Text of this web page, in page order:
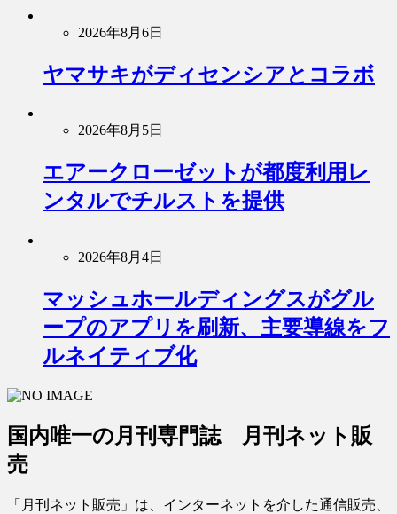
2026年8月6日
ヤマサキがディセンシアとコラボ
2026年8月5日
エアークローゼットが都度利用レ
ンタルでチルストを提供
2026年8月4日
マッシュホールディングスがグル
ープのアプリを刷新、主要導線をフ
ルネイティブ化
国内唯一の月刊専門誌 月刊ネット販
売
「月刊ネット販売」は、インターネットを介した通信販売、